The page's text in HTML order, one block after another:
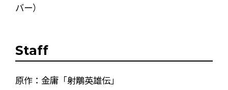
バー）
Staff
原作：金庸「射鵰英雄伝」